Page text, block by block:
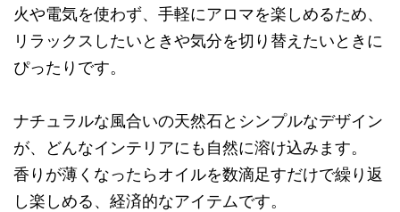
火や電気を使わず、手軽にアロマを楽しめるため、
リラックスしたいときや気分を切り替えたいときに
ぴったりです。
ナチュラルな風合いの天然石とシンプルなデザイン
が、どんなインテリアにも自然に溶け込みます。
香りが薄くなったらオイルを数滴足すだけで繰り返
し楽しめる、経済的なアイテムです。